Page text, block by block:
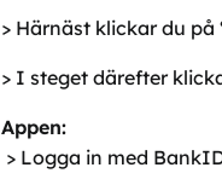
> Härnäst klickar du på
> I steget därefter
Appen:
> Logga in med